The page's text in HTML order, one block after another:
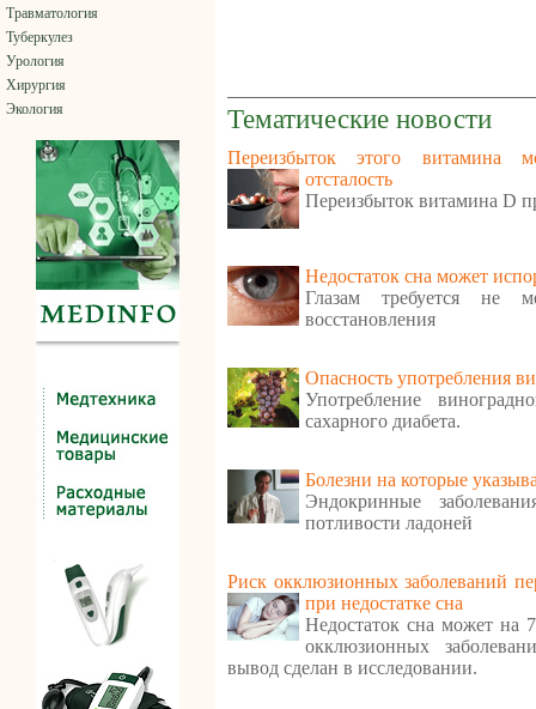
Травматология
Туберкулез
Урология
Хирургия
Экология
Тематические новости
Переизбыток этого витамина
отсталость
Переизбыток витамина D
Недостаток сна может
Глазам требуется не
восстановления
Опасность употребления
Употребление
сахарного диабета.
Болезни на которые
Эндокринные
потливости ладоней
Риск окклюзионных заболеваний
при недостатке сна
Недостаток сна может на
окклюзионных
вывод сделан в исследовании.